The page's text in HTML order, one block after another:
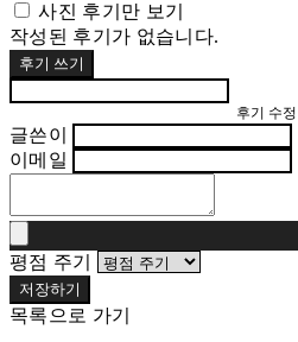
사진 후기만 보기
작성된 후기가 없습니다.
후기 쓰기
후기 수정
글쓴이
이메일
평점 주기
저장하기
목록으로 가기